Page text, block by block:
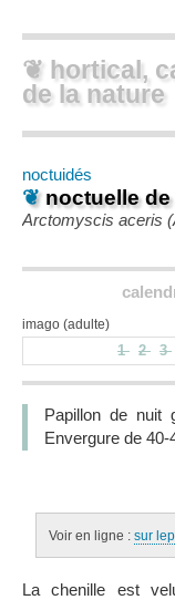
❦ hortical,
de la nature
noctuidés
❦ noctuelle de
Arctomyscis aceris
imago (adulte)
1 2 3
Papillon de nuit
Envergure de 40-
Voir en ligne : sur
La chenille est